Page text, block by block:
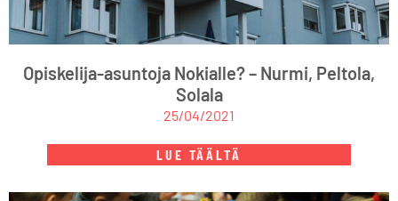
Opiskelija-asuntoja Nokialle? – Nurmi, Peltola,
Solala
25/04/2021
LUE TÄÄLTÄ